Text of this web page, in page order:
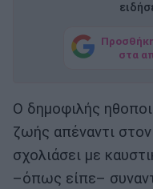
στα
Ο δημοφιλής
ζωής απέναντι
σχολιάσει με
–όπως είπε–